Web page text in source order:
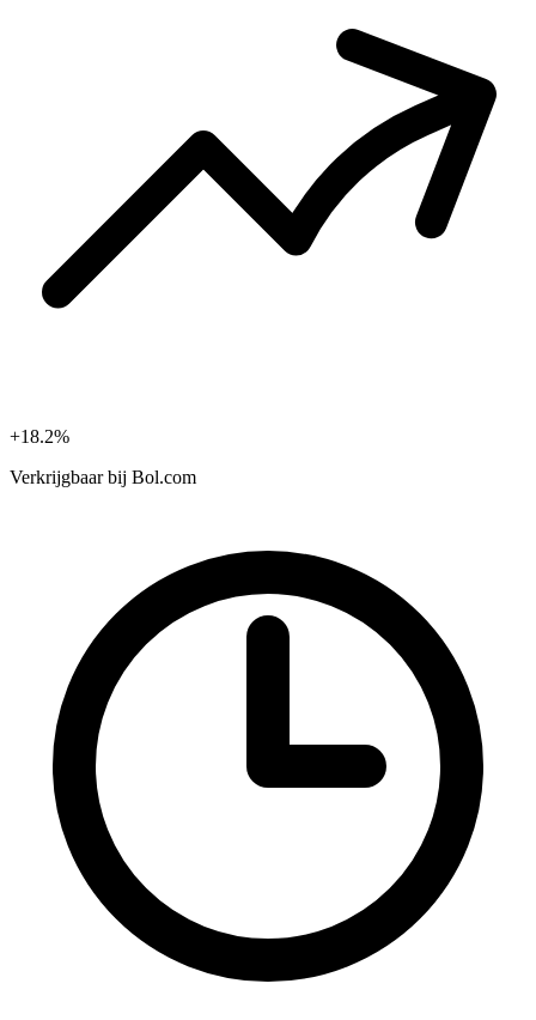
+18.2%
Verkrijgbaar bij Bol.com